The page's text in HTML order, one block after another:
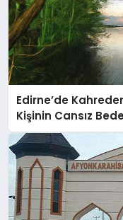
Edirne’de
Kişinin Cansız